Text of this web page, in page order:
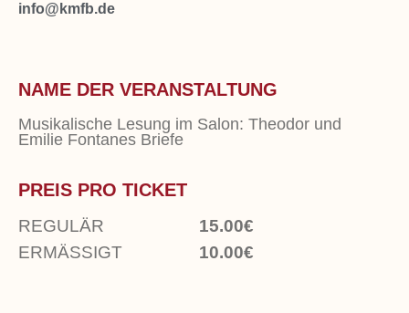
info@kmfb.de
NAME DER VERANSTALTUNG
Musikalische Lesung im Salon: Theodor und
Emilie Fontanes Briefe
PREIS PRO TICKET
REGULÄR
15.00€
ERMÄSSIGT
10.00€